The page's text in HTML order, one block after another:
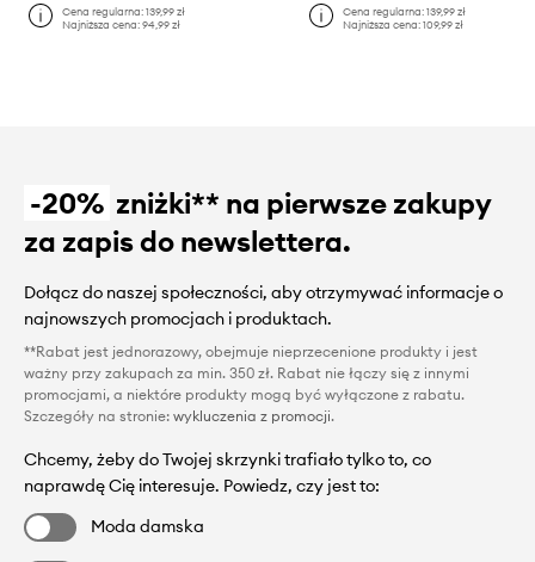
Cena regularna:139,99 zł
Najniższa cena:94,99 zł
Cena regularna: 139,99 zł
Najniższa cena: 109,99 zł
-20% zniżki** na pierwsze zakupy
za zapis do newslettera.
Dołącz do naszej społeczności, aby otrzymywać informacje o
najnowszych promocjach i produktach.
**Rabat jest jednorazowy, obejmuje nieprzecenione produkty i jest
ważny przy zakupach za min. 350 zł. Rabat nie łączy się z innymi
promocjami, a niektóre produkty mogą być wyłączone z rabatu.
Szczegóły na stronie: wykluczenia z promocji.
Chcemy, żeby do Twojej skrzynki trafiało tylko to, co
naprawdę Cię interesuje. Powiedz, czy jest to:
Moda damska